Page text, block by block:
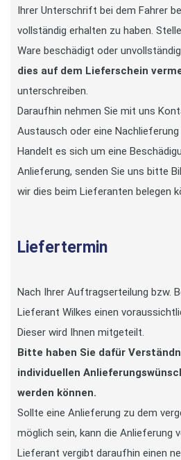
Ihrer Unterschrift bei dem Fahrer
vollständig erhalten zu haben.
Ware beschädigt oder
dies auf dem Lieferschein
unterschreiben.
Daraufhin nehmen Sie mit uns
Austausch oder eine Nachlieferung
Handelt es sich um eine
Anlieferung, senden Sie uns bitte
wir dies beim Lieferanten belegen
Liefertermin
Nach Ihrer Auftragserteilung bzw.
Lieferant Wilkes einen
Dieser wird Ihnen mitgeteilt.
Bitte haben Sie dafür
individuellen
werden können.
Sollte eine Anlieferung zu dem
möglich sein, kann die Anlieferung
Lieferant vergibt daraufhin einen